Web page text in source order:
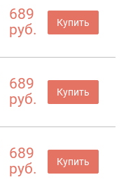
689
руб.
Купить
689
руб.
Купить
689
руб.
Купить